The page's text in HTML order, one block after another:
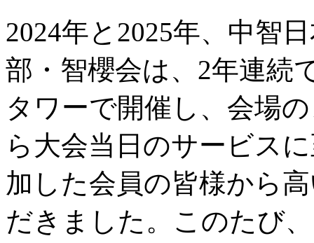
2024年と2025年、中智
部・智櫻会は、2年連続
タワーで開催し、会場
ら大会当日のサービス
加した会員の皆様から
だきました。このたび